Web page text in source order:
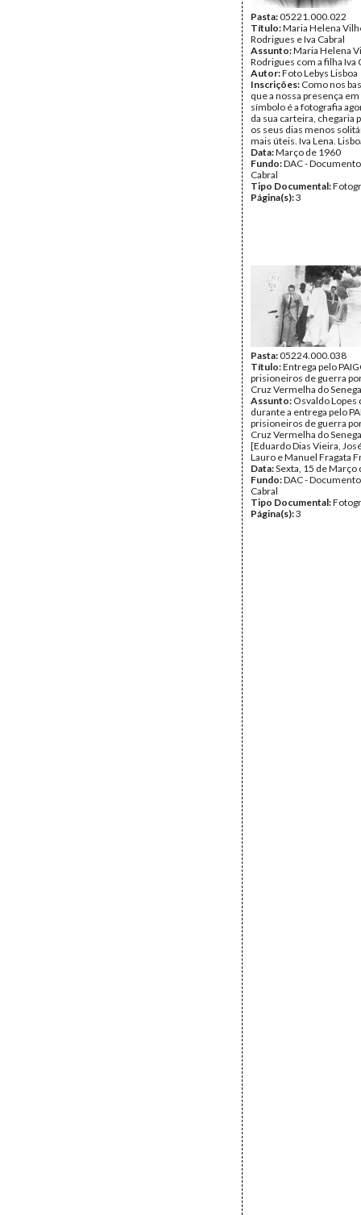
Pasta:05221.000.022
Título:Maria Helena
Rodrigues e Iva Cabral
Assunto:Maria Helena
Rodrigues com a filha Iva
Autor:Foto Lebys Lisboa
Inscrições: Como nos
que a nossa presença
símbolo é a fotografia
da sua carteira, chegaria
os seus dias menos
mais úteis. Iva Lena.
Data:Março de 1960
Fundo:DAC -
Cabral
Tipo Documental:
Página(s):3
Pasta:05224.000.038
Título:Entrega pelo
prisioneiros de guerra
Cruz Vermelha do
Assunto: Osvaldo Lopes
durante a entrega pelo
prisioneiros de guerra
Cruz Vermelha do
[Eduardo Dias Vieira,
Lauro e Manuel Fragata
Data:Sexta, 15 de Março
Fundo:DAC -
Cabral
Tipo Documental:
Página(s):3